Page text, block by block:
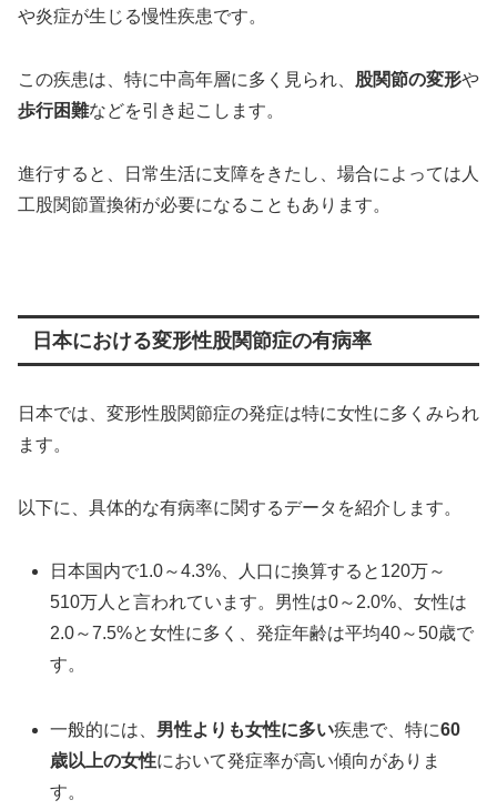
や炎症が生じる慢性疾患です。
この疾患は、特に中高年層に多く見られ、 股関節の変形や
歩行困難などを引き起こします。
進行すると、日常生活に支障をきたし、場合によっては人
工股関節置換術が必要になることもあります。
日本における変形性股関節症の有病率
日本では、変形性股関節症の発症は特に女性に多くみられ
ます。
以下に、具体的な有病率に関するデータを紹介します。
日本国内で1.0～4.3%、人口に換算すると120万～
510万人と言われています。男性は0～2.0%、女性は
2.0～7.5%と女性に多く、発症年齢は平均40～50歳で
す。
一般的には、 男性よりも女性に多い疾患で、特に60
歳以上の女性において発症率が高い傾向がありま
す。